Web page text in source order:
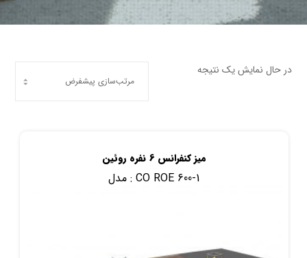
در حال نمایش یک نتیجه
میز کنفرانس 6 نفره روئین
مدل :CO ROE 600-1